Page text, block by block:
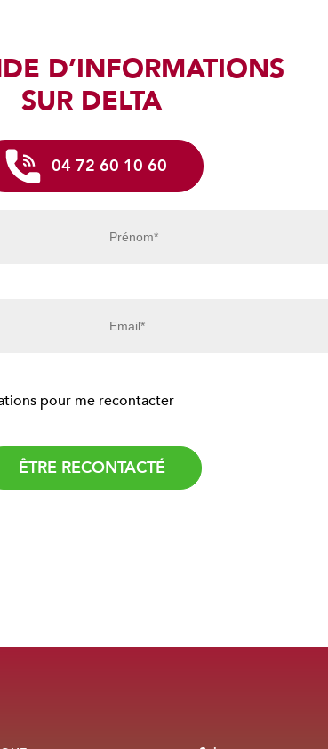
D’INFORMATIONS
SUR DELTA
04 72 60 10 60
pour me recontacter